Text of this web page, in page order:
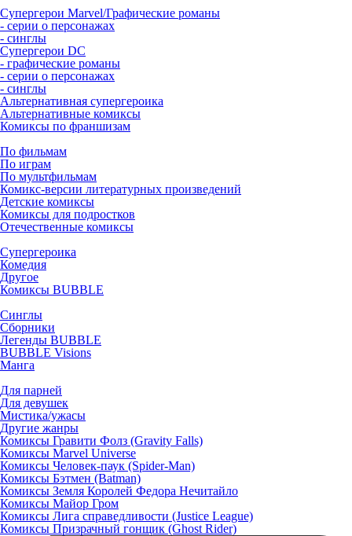
Супергерои Marvel/Графические романы
- серии о персонажах
- синглы
Супергерои DC
- графические романы
- серии о персонажах
- синглы
Альтернативная супергероика
Альтернативные комиксы
Комиксы по франшизам
По фильмам
По играм
По мультфильмам
Комикс-версии литературных произведений
Детские комиксы
Комиксы для подростков
Отечественные комиксы
Супергероика
Комедия
Другое
Комиксы BUBBLE
Синглы
Сборники
Легенды BUBBLE
BUBBLE Visions
Манга
Для парней
Для девушек
Мистика/ужасы
Другие жанры
Комиксы Гравити Фолз (Gravity Falls)
Комиксы Marvel Universe
Комиксы Человек-паук (Spider-Man)
Комиксы Бэтмен (Batman)
Комиксы Земля Королей Федора Нечитайло
Комиксы Майор Гром
Комиксы Лига справедливости (Justice League)
Комиксы Призрачный гонщик (Ghost Rider)